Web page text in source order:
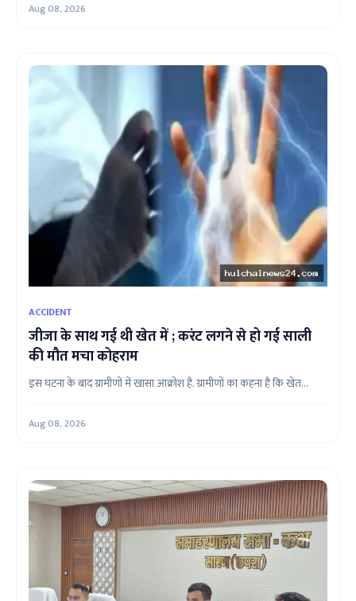
Aug 08, 2026
ACCIDENT
जीजा के साथ गई थी खेत में ; करंट लगने से हो गई साली
की मौत मचा कोहराम
इस घटना के बाद ग्रामीणों में खासा आक्रोश है. ग्रामीणों का कहना है कि खेत...
Aug 08, 2026